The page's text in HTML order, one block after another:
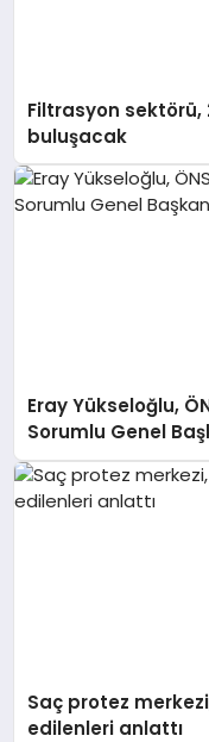
Filtrasyon sektörü,
buluşacak
Eray Yükseloğlu,
Sorumlu Genel
Saç protez
edilenleri anlattı